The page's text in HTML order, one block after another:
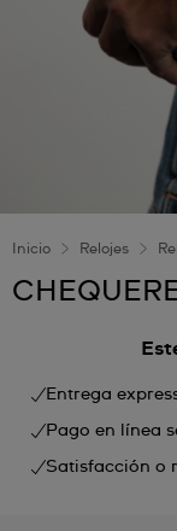
Inicio Relojes
Entrega
Pago en línea
Satisfacción o